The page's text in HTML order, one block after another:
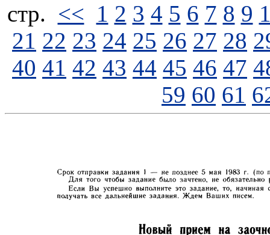
стp. << 1 2 3 4 5 6 7 8 9
21 22 23 24 25 26 27 28
40 41 42 43 44 45 46 47
59 60 61